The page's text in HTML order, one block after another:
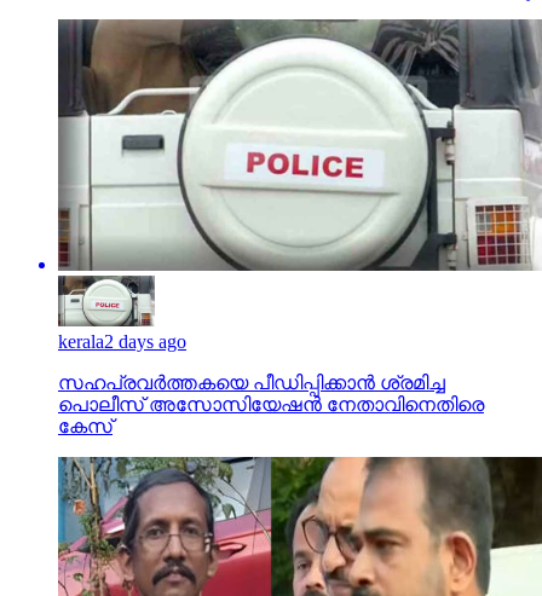
kerala2 days ago
സഹപ്രവര്‍ത്തകയെ പീഡിപ്പിക്കാന്‍ ശ്രമിച്ച
പൊലീസ് അസോസിയേഷന്‍ നേതാവിനെതിരെ
കേസ്